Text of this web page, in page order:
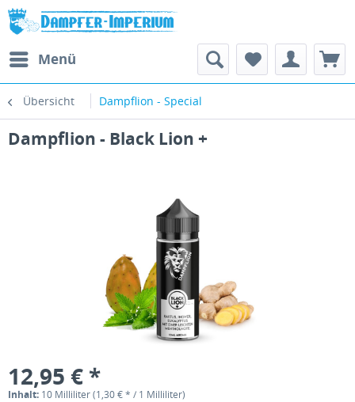
Menü
Übersicht Dampflion - Special
Dampflion - Black Lion +
12,95 € *
Inhalt: 10 Milliliter (1,30 € * / 1 Milliliter)